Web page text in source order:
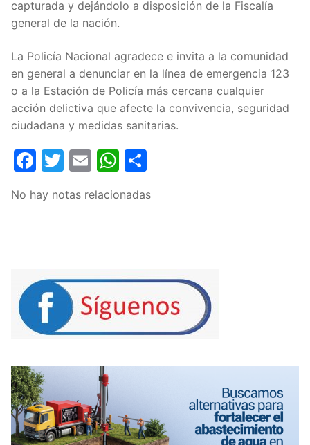
capturada y dejándolo a disposición de la Fiscalía
general de la nación.
La Policía Nacional agradece e invita a la comunidad
en general a denunciar en la línea de emergencia 123
o a la Estación de Policía más cercana cualquier
acción delictiva que afecte la convivencia, seguridad
ciudadana y medidas sanitarias.
Facebook
Twitter
EmailWhatsApp
No hay notas relacionadas